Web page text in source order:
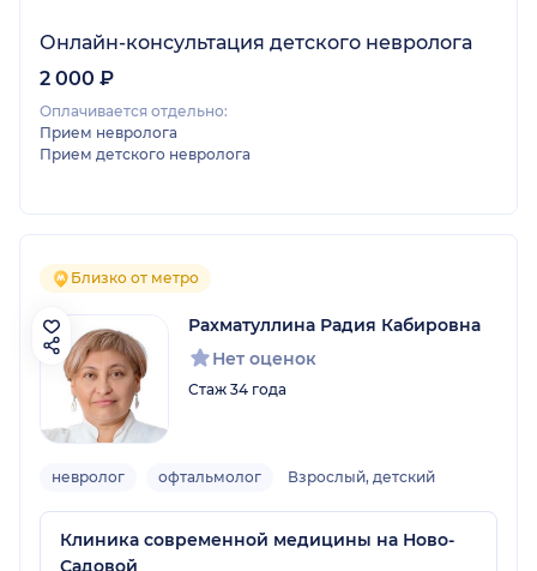
Онлайн-консультация детского невролога
2 000 ₽
Оплачивается отдельно:
Прием невролога
Прием детского невролога
Близко от метро
Рахматуллина Радия Кабировна
Нет оценок
Стаж 34 года
невролог офтальмолог Взрослый, детский
Клиника современной медицины на Ново-
Садовой